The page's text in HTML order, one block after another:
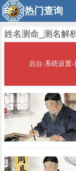
热门查询
姓名测命_测名解
后台-系统设置